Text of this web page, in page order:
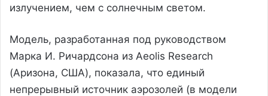
излучением, чем с солнечным светом.
Модель, разработанная под руководством
Марка И. Ричардсона из Aeolis Research
(Аризона, США), показала, что единый
непрерывный источник аэрозолей (в модели